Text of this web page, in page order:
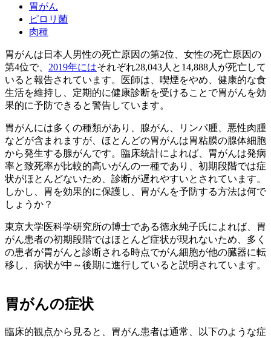
胃がん
ピロリ菌
肉種
胃がんは日本人男性の死亡原因の第2位、女性の死亡原因の
第4位で、 2019年にはそれぞれ28,043人と14,888人が死亡して
いると報告されています。医師は、喫煙をやめ、健康的な食
生活を維持し、定期的に健康診断を受けることで胃がんを効
果的に予防できると警告しています。
胃がんには多くの種類があり、腺がん、リンパ腫、悪性肉腫
などが含まれますが、ほとんどの胃がんは胃粘膜の腺体細胞
から発生する腺がんです。臨床統計によれば、胃がんは発病
率と致死率が比較的高いがんの一種であり、初期段階では症
状がほとんどないため、診断が遅れやすいとされています。
しかし、胃を効果的に保護し、胃がんを予防する方法は何で
しょうか？
東京大学医科学研究所の博士である徳永純子氏によれば、胃
がん患者の初期段階ではほとんど症状が現れないため、多く
の患者が胃がんと診断される時点でがん細胞が他の臓器に転
移し、病状が中～後期に進行していると説明されています。
胃がんの症状
臨床的観点から見ると、胃がん患者は通常、以下のような症